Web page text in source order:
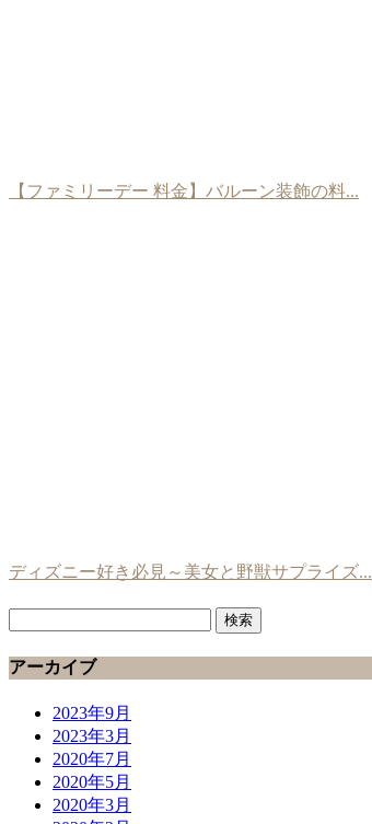
【ファミリーデー 料金】バルーン装飾の料...
ディズニー好き必見～美女と野獣サプライズ...
アーカイブ
2023年9月
2023年3月
2020年7月
2020年5月
2020年3月